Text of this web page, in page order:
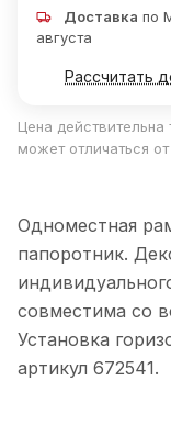
Доставка по
августа
Рассчитать
Цена действительна
может отличаться
Одноместная
папоротник.
совместима со
Установка
артикул 672541.